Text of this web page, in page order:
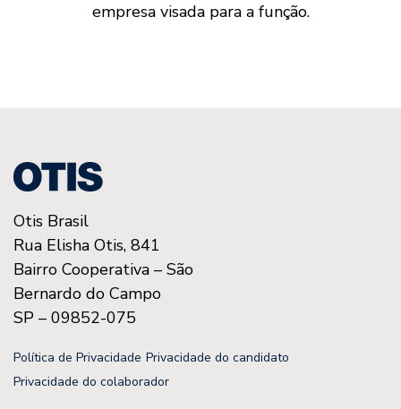
empresa visada para a função.
Otis Brasil
Rua Elisha Otis, 841
Bairro Cooperativa – São
Bernardo do Campo
SP – 09852-075
Política de Privacidade Privacidade do candidato
Privacidade do colaborador